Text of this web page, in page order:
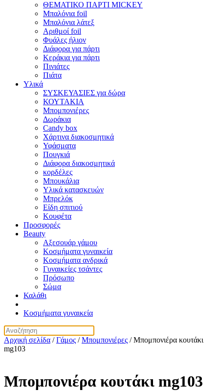
ΘΕΜΑΤΙΚΟ ΠΑΡΤΙ MICKEY
Μπαλόνια foil
Μπαλόνια λάτεξ
Αριθμοί foil
Φυάλες ήλιον
Διάφορα για πάρτι
Κεράκια για πάρτι
Πινιάτες
Πιάτα
Υλικά
ΣΥΣΚΕΥΑΣΙΕΣ για δώρα
ΚΟΥΤΑΚΙΑ
Μπομπονιέρες
Δωράκια
Candy box
Χάρτινα διακοσμητικά
Υφάσματα
Πουγκιά
Διάφορα διακοσμητικά
κορδέλες
Μπουκάλια
Υλικά κατασκευών
Μπρελόκ
Είδη σπιτιού
Κουφέτα
Προσφορές
Beauty
Αξεσουάρ γάμου
Κοσμήματα γυναικεία
Κοσμήματα ανδρικά
Γυναικείες τσάντες
Πρόσωπο
Σώμα
Καλάθι
Κοσμήματα γυναικεία
Αρχική σελίδα /Γάμος /Μπομπονιέρες / Μπομπονιέρα κουτάκι
mg103
Μπομπονιέρα κουτάκι mg103